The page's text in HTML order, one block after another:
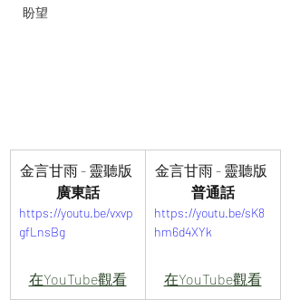
盼望
金言甘雨 - 靈聽版
廣東話
https://youtu.be/vxvp
gfLnsBg
在YouTube觀看
金言甘雨 - 靈聽版
普通話
https://youtu.be/sK8
hm6d4XYk
在YouTube觀看